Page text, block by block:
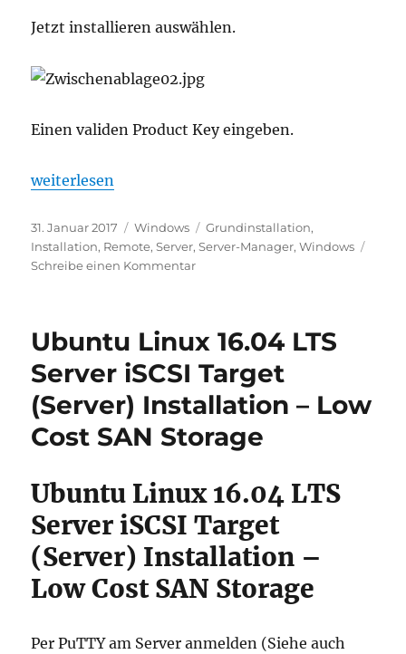
Jetzt installieren auswählen.
Einen validen Product Key eingeben.
„Windows Server 2012 R2 Grundinstallation“
weiterlesen
Veröffentlicht
am
31. Januar 2017 Kategorien
Windows Schlagwörter
Grundinstallation,
Installation, Remote,Server,Server-Manager,Windows
Schreibe einen Kommentarzu
R2
Ubuntu Linux 16.04 LTS
Server iSCSI Target
(Server) Installation – Low
Cost SAN Storage
Ubuntu Linux 16.04 LTS
Server iSCSI Target
(Server) Installation –
Low Cost SAN Storage
Per PuTTY am Server anmelden (Siehe auch